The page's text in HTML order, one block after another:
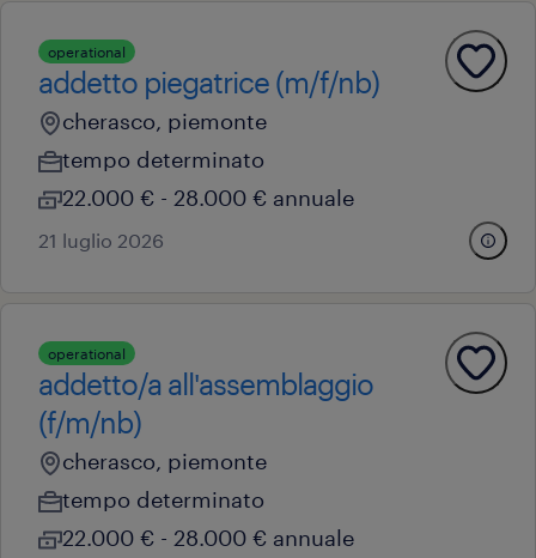
operational
addetto piegatrice (m/f/nb)
cherasco, piemonte
tempo determinato
22.000 € - 28.000 € annuale
21 luglio 2026
operational
addetto/a all'assemblaggio
(f/m/nb)
cherasco, piemonte
tempo determinato
22.000 € - 28.000 € annuale